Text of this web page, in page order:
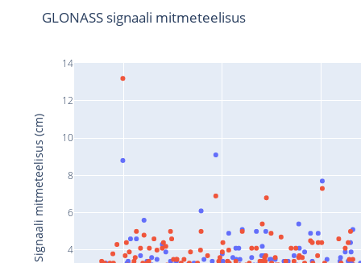
4
6
8
10
12
14
GLONASS signaali mitmeteelisus
Signaali mitmeteelisus (cm)